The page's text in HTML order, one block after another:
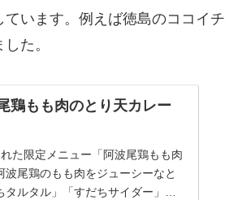
います。例えば徳島のココイチ
た。
鶏もも肉のとり天カレー
た限定メニュー「阿波尾鶏もも肉
尾鶏のもも肉をジューシーなと
ルタル」「すだちサイダー」と